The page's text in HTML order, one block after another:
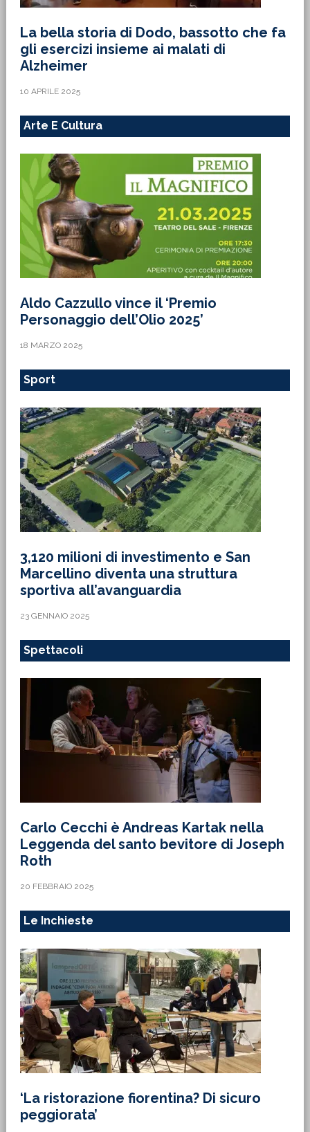
La bella storia di Dodo, bassotto che fa
gli esercizi insieme ai malati di
Alzheimer
10 APRILE 2025
Arte E Cultura
Aldo Cazzullo vince il ‘Premio
Personaggio dell’Olio 2025’
18 MARZO 2025
Sport
3,120 milioni di investimento e San
Marcellino diventa una struttura
sportiva all’avanguardia
23 GENNAIO 2025
Spettacoli
Carlo Cecchi è Andreas Kartak nella
Leggenda del santo bevitore di Joseph
Roth
20 FEBBRAIO 2025
Le Inchieste
‘La ristorazione fiorentina? Di sicuro
peggiorata’